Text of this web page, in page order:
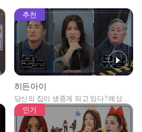
추천
히든아이
당신의 집이 생중계 되고 있다? 예상치
못한 곳에서 일어나는 불법촬영 범죄!
인기